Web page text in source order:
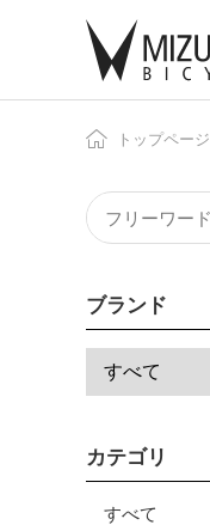
トップページ
ブランド
カテゴリ
すべて